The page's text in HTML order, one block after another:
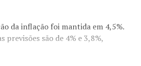
da inflação foi mantida em 4,5%.
previsões são de 4% e 3,8%,